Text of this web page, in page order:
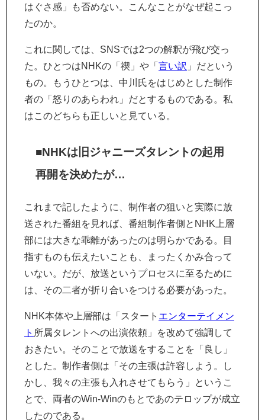
はぐさ感」も否めない。こんなことがなぜ起こっ
たのか。
これに関しては、SNSでは2つの解釈が飛び交っ
た。ひとつはNHKの「禊」や「 言い訳 」だという
もの。もうひとつは、中川氏をはじめとした制作
者の「怒りのあらわれ」だとするものである。私
はこのどちらも正しいと見ている。
■NHKは旧ジャニーズタレントの起用
再開を決めたが…
これまで記したように、制作者の狙いと実際に放
送された番組を見れば、番組制作者側とNHK上層
部には大きな乖離があったのは明らかである。目
指すものも伝えたいことも、まったくかみ合って
いない。だが、放送というプロセスに至るために
は、その二者が折り合いをつける必要があった。
NHK本体や上層部は「スタート エンターテイメン
ト 所属タレントへの出演依頼」を改めて強調して
おきたい。そのことで放送をすることを「良し」
とした。制作者側は「その主張は許容しよう。し
かし、我々の主張も入れさせてもらう」というこ
とで、両者のWin-Winのもとであのテロップが成立
したのである。